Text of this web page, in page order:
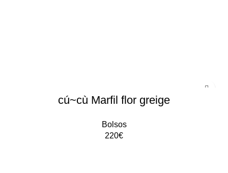
cú~cù Marfil flor greige
Bolsos
220€